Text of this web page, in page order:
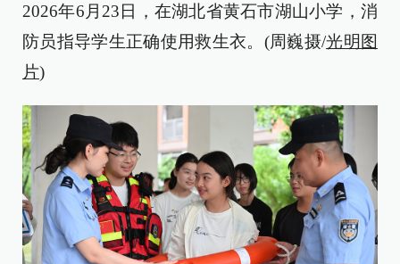
2026年6月23日，在湖北省黄石市湖山小学，消
防员指导学生正确使用救生衣。(周巍摄/光明图
片)